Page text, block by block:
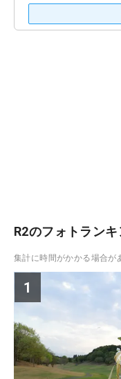
R2のフォトラン
集計に時間がかかる場合が
1